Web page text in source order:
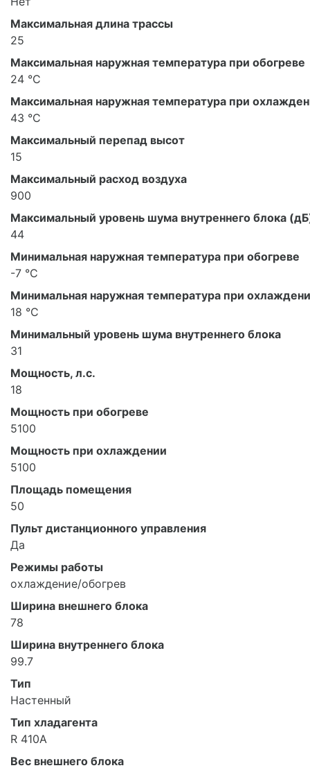
Максимальная длина трассы
25
Максимальная наружная температура при обогреве
24 °С
Максимальная наружная температура при
43 °С
Максимальный перепад высот
15
Максимальный расход воздуха
900
Максимальный уровень шума внутреннего блока
44
Минимальная наружная температура при обогреве
-7 °С
Минимальная наружная температура при
18 °С
Минимальный уровень шума внутреннего блока
31
Мощность, л.с.
18
Мощность при обогреве
5100
Мощность при охлаждении
5100
Площадь помещения
50
Пульт дистанционного управления
Да
Режимы работы
охлаждение/обогрев
Ширина внешнего блока
78
Ширина внутреннего блока
99.7
Тип
Настенный
Тип хладагента
R 410A
Вес внешнего блока